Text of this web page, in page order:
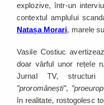
explozive, într-un
contextul amplului
Natașa Morari, marele
Vasile Costiuc
doar vârful unor rețele
Jurnal TV, structuri
”proromânești”,
în realitate, rostogolesc